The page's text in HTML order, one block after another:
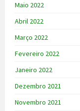
Maio 2022
Abril 2022
Março 2022
Fevereiro 2022
Janeiro 2022
Dezembro 2021
Novembro 2021